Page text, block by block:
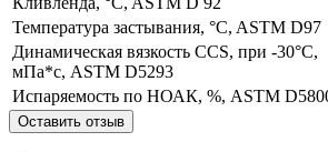
Температура застывания, °C, ASTM D97
Динамическая вязкость ССS, при -30°С,
мПа*с, ASTM D5293
Испаряемость по НОАК, %, ASTM
Оставить отзыв